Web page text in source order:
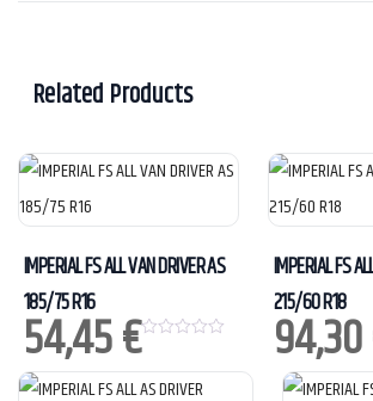
Related Products
IMPERIAL FS ALL VAN DRIVER AS
185/75 R16
54,45€0
u
t
IMPERIAL FS
215/60 R18
94,30